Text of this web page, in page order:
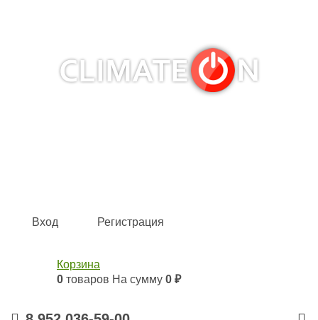
Вход Регистрация
Корзина
0 товаров На сумму 0 ₽